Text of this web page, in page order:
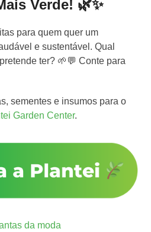
Verde! 🌿✨
para quem quer um
e sustentável. Qual
ter? 🌱💬 Conte para
sementes e insumos para o
Garden Center.
da moda